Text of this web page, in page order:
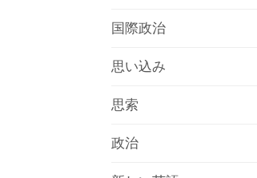
国際政治
思い込み
思索
政治